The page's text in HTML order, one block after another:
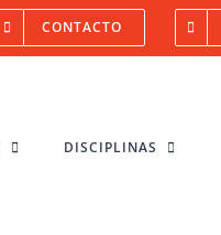
CONTACTO
DISCIPLINAS